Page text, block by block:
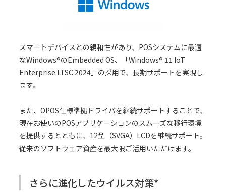
スマートデバイスとの親和性があり、POSシステムに最適
なWindows®のEmbedded OS、「Windows® 11 IoT
Enterprise LTSC 2024」の採用で、長期サポートを実現し
ます。
また、OPOS仕様準拠ドライバを継続サポートすることで、
現在お使いのPOSアプリケーションのスムーズな移行環境
を提供するとともに、12型（SVGA）LCDを継続サポート。
従来のソフトウェア資産を最大限ご活用いただけます。
さらに進化したウイルス対策*